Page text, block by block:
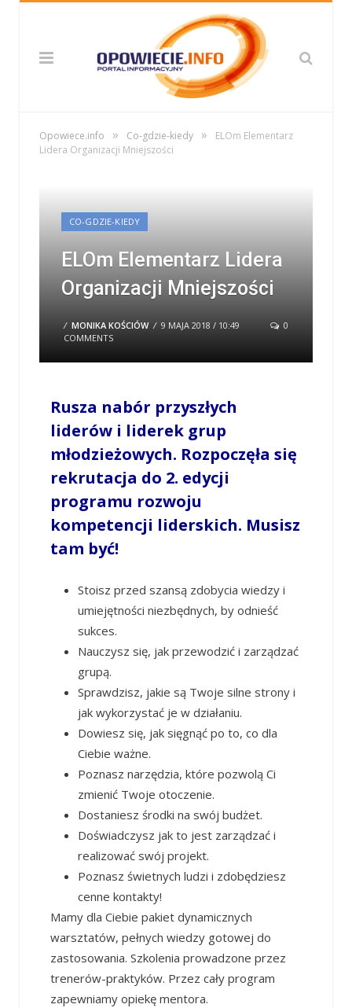
Opowiece.info » Co-gdzie-kiedy »
ELOm Elementarz
Lidera Organizacji Mniejszości
CO-GDZIE-KIEDY
ELOm Elementarz Lidera
Organizacji Mniejszości
/ MONIKA KOŚCIÓW / 9 MAJA 2018 / 10:49
0
COMMENTS
Rusza nabór przyszłych
liderów i liderek grup
młodzieżowych. Rozpoczęła się
rekrutacja do 2. edycji
programu rozwoju
kompetencji liderskich. Musisz
tam być!
Stoisz przed szansą zdobycia wiedzy i
umiejętności niezbędnych, by odnieść
sukces.
Nauczysz się, jak przewodzić i zarządzać
grupą.
Sprawdzisz, jakie są Twoje silne strony i
jak wykorzystać je w działaniu.
Dowiesz się, jak sięgnąć po to, co dla
Ciebie ważne.
Poznasz narzędzia, które pozwolą Ci
zmienić Twoje otoczenie.
Dostaniesz środki na swój budżet.
Doświadczysz jak to jest zarządzać i
realizować swój projekt.
Poznasz świetnych ludzi i zdobędziesz
cenne kontakty!
Mamy dla Ciebie pakiet dynamicznych
warsztatów, pełnych wiedzy gotowej do
zastosowania. Szkolenia prowadzone przez
trenerów-praktyków. Przez cały program
zapewniamy opiekę mentora.